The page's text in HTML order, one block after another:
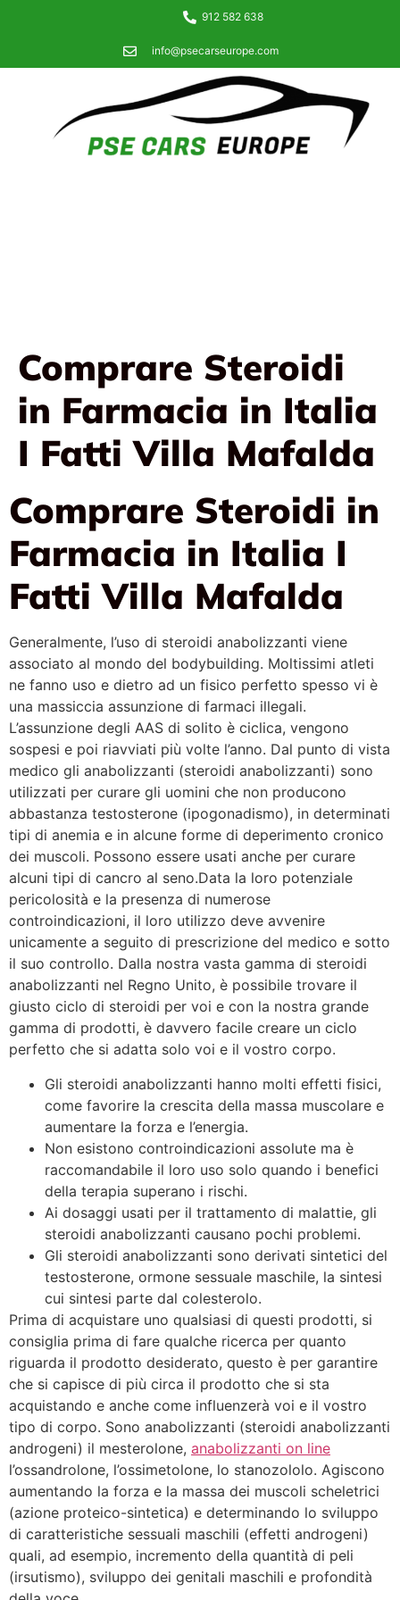
912 582 638
info@psecarseurope.com
Comprare Steroidi
in Farmacia in Italia
I Fatti Villa Mafalda
Comprare Steroidi in
Farmacia in Italia I
Fatti Villa Mafalda
Generalmente, l’uso di steroidi anabolizzanti viene
associato al mondo del bodybuilding. Moltissimi atleti
ne fanno uso e dietro ad un fisico perfetto spesso vi è
una massiccia assunzione di farmaci illegali.
L’assunzione degli AAS di solito è ciclica, vengono
sospesi e poi riavviati più volte l’anno. Dal punto di vista
medico gli anabolizzanti (steroidi anabolizzanti) sono
utilizzati per curare gli uomini che non producono
abbastanza testosterone (ipogonadismo), in determinati
tipi di anemia e in alcune forme di deperimento cronico
dei muscoli. Possono essere usati anche per curare
alcuni tipi di cancro al seno.Data la loro potenziale
pericolosità e la presenza di numerose
controindicazioni, il loro utilizzo deve avvenire
unicamente a seguito di prescrizione del medico e sotto
il suo controllo. Dalla nostra vasta gamma di steroidi
anabolizzanti nel Regno Unito, è possibile trovare il
giusto ciclo di steroidi per voi e con la nostra grande
gamma di prodotti, è davvero facile creare un ciclo
perfetto che si adatta solo voi e il vostro corpo.
Gli steroidi anabolizzanti hanno molti effetti fisici,
come favorire la crescita della massa muscolare e
aumentare la forza e l’energia.
Non esistono controindicazioni assolute ma è
raccomandabile il loro uso solo quando i benefici
della terapia superano i rischi.
Ai dosaggi usati per il trattamento di malattie, gli
steroidi anabolizzanti causano pochi problemi.
Gli steroidi anabolizzanti sono derivati sintetici del
testosterone, ormone sessuale maschile, la sintesi
cui sintesi parte dal colesterolo.
Prima di acquistare uno qualsiasi di questi prodotti, si
consiglia prima di fare qualche ricerca per quanto
riguarda il prodotto desiderato, questo è per garantire
che si capisce di più circa il prodotto che si sta
acquistando e anche come influenzerà voi e il vostro
tipo di corpo. Sono anabolizzanti (steroidi anabolizzanti
androgeni) il mesterolone, anabolizzanti on line
l’ossandrolone, l’ossimetolone, lo stanozololo. Agiscono
aumentando la forza e la massa dei muscoli scheletrici
(azione proteico-sintetica) e determinando lo sviluppo
di caratteristiche sessuali maschili (effetti androgeni)
quali, ad esempio, incremento della quantità di peli
(irsutismo), sviluppo dei genitali maschili e profondità